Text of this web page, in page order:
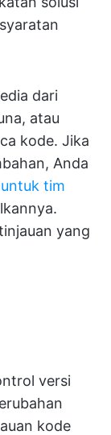
dari
atau
kode. Jika
Anda
tim
yang
versi
kode